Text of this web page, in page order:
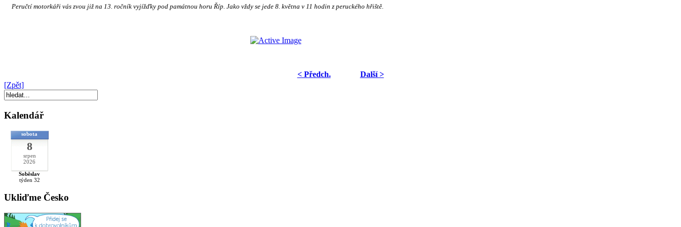
Peručtí motorkáři vás zvou již na 13. ročník vyjížďky pod památnou horu Říp. Jako vždy se jede 8. května v 11 hodin z peruckého hřiště.
< Předch.
Další >
[Zpět]
Kalendář
sobota
8
srpen
2026
Soběslav
týden 32
Ukliďme Česko